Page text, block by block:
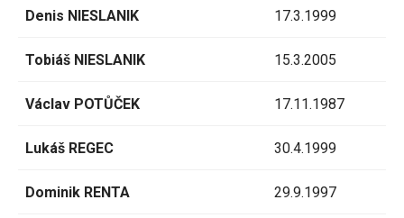
Denis NIESLANIK 17.3.1999
Tobiáš NIESLANIK 15.3.2005
Václav POTŮČEK 17.11.1987
Lukáš REGEC 30.4.1999
Dominik RENTA 29.9.1997